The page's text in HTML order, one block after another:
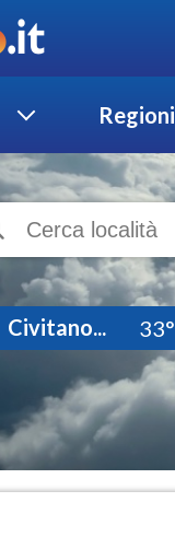
Regioni
Civitano... 33°